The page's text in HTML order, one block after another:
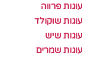
עוגות פרווה
עוגות שוקולד
עוגות שיש
עוגות שמרים